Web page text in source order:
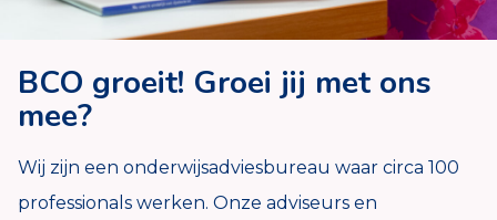
BCO groeit! Groei jij met ons
mee?
Wij zijn een onderwijsadviesbureau waar circa 100
professionals werken. Onze adviseurs en